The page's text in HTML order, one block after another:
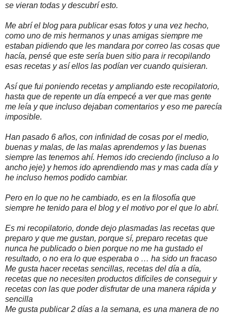
se vieran todas y descubrí esto.
Me abrí el blog para publicar esas fotos y una vez hecho,
como uno de mis hermanos y unas amigas siempre me
estaban pidiendo que les mandara por correo las cosas que
hacía, pensé que este sería buen sitio para ir recopilando
esas recetas y así ellos las podían ver cuando quisieran.
Así que fui poniendo recetas y ampliando este recopilatorio,
hasta que de repente un día empecé a ver que mas gente
me leía y que incluso dejaban comentarios y eso me parecía
imposible.
Han pasado 6 años, con infinidad de cosas por el medio,
buenas y malas, de las malas aprendemos y las buenas
siempre las tenemos ahí. Hemos ido creciendo (incluso a lo
ancho jeje) y hemos ido aprendiendo mas y mas cada día y
he incluso hemos podido cambiar.
Pero en lo que no he cambiado, es en la filosofía que
siempre he tenido para el blog y el motivo por el que lo abrí.
Es mi recopilatorio, donde dejo plasmadas las recetas que
preparo y que me gustan, porque sí, preparo recetas que
nunca he publicado o bien porque no me ha gustado el
resultado, o no era lo que esperaba o … ha sido un fracaso
Me gusta hacer recetas sencillas, recetas del día a día,
recetas que no necesiten productos difíciles de conseguir y
recetas con las que poder disfrutar de una manera rápida y
sencilla
Me gusta publicar 2 días a la semana, es una manera de no